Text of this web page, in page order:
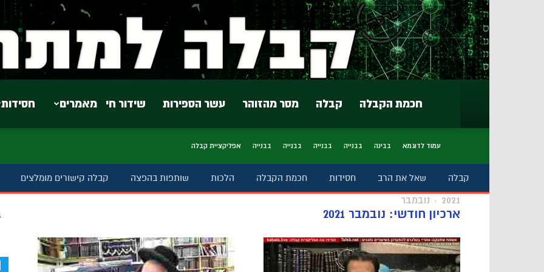
חסידות מאמרים שידור חי עשר הספירות מסר מהזוהר קבלה חכמת הקבלה
עמוד לדוגמא בבינה בבנייה בבנייה בבנייה בבנייה אפליקציית קבלה
קבלה שאל את הרב חסידות חכמת הקבלה הלכות שותפות בהפצה קבלה קישורים מומלצים
2021 נובמבר
ארכיון חודשי: נובמבר 2021